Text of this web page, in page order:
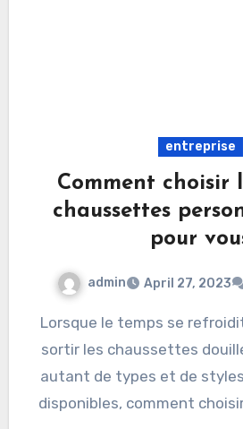
entreprise
Comment choisir
chaussettes
pour
admin April 27, 2023
Lorsque le temps se refroidit, il est temps de
sortir les chaussettes
autant de types et de
disponibles, comment